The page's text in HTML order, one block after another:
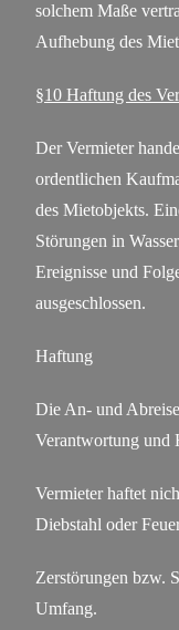
solchem Maße
Aufhebung des
§10 Haftung des
Der Vermieter
ordentlichen
des Mietobjekts.
Störungen in
Ereignisse und
ausgeschlossen.
Haftung
Die An- und
Verantwortung und
Vermieter haftet
Diebstahl oder
Zerstörungen bzw.
Umfang.